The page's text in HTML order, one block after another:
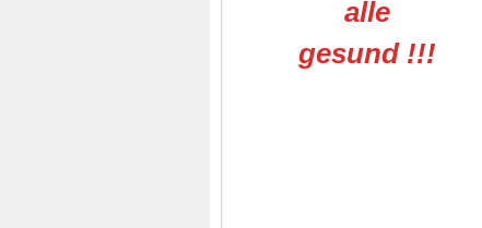
alle
gesund !!!